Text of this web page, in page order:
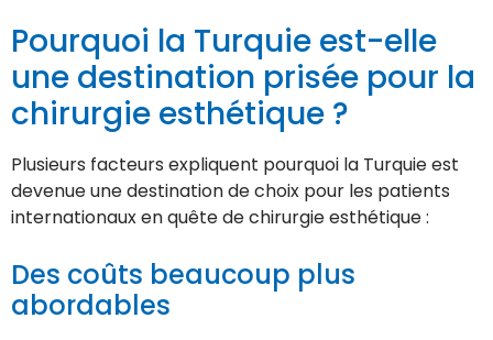
Pourquoi la Turquie est-elle
une destination prisée pour la
chirurgie esthétique ?
Plusieurs facteurs expliquent pourquoi la Turquie est
devenue une destination de choix pour les patients
internationaux en quête de chirurgie esthétique :
Des coûts beaucoup plus
abordables